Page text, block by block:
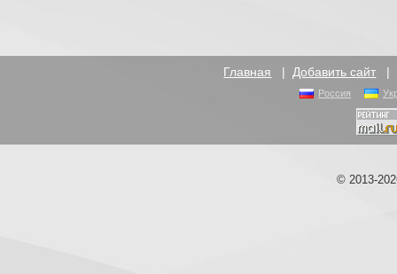
Главная | Добавить сайт |
Россия
© 2013-